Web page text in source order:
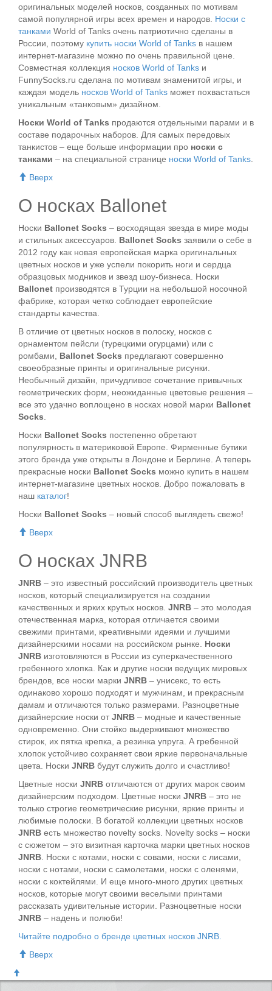
оригинальных моделей носков, созданных по мотивам
самой популярной игры всех времен и народов. Носки c
танками World of Tanks очень патриотично сделаны в
России, поэтому купить носки World of Tanks в нашем
интернет-магазине можно по очень правильной цене.
Совместная коллекция носков World of Tanks и
FunnySocks.ru сделана по мотивам знаменитой игры, и
каждая модель носков World of Tanks может похвастаться
уникальным «танковым» дизайном.
Носки World of Tanks продаются отдельными парами и в
составе подарочных наборов. Для самых передовых
танкистов – еще больше информации про носки с
танками – на специальной странице носки World of Tanks
Вверх
О носках Ballonet
Носки Ballonet Socks – восходящая звезда в мире моды
и стильных аксессуаров. Ballonet Socks заявили о себе в
2012 году как новая европейская марка оригинальных
цветных носков и уже успели покорить ноги и сердца
образцовых модников и звезд шоу-бизнеса. Носки
Ballonet производятся в Турции на небольшой носочной
фабрике, которая четко соблюдает европейские
стандарты качества.
В отличие от цветных носков в полоску, носков с
орнаментом пейсли (турецкими огурцами) или с
ромбами, Ballonet Socks предлагают совершенно
своеобразные принты и оригинальные рисунки.
Необычный дизайн, причудливое сочетание привычных
геометрических форм, неожиданные цветовые решения –
все это удачно воплощено в носках новой марки Ballonet
Socks
Носки Ballonet Socks постепенно обретают
популярность в материковой Европе. Фирменные бутики
этого бренда уже открыты в Лондоне и Берлине. А теперь
прекрасные носки Ballonet Socks можно купить в нашем
интернет-магазине цветных носков . Добро пожаловать в
наш каталог!
Носки Ballonet Socks – новый способ выглядеть свежо!
Вверх
О носках JNRB
JNRB – это известный российский производитель цветных
носков, который специализируется на создании
качественных и ярких крутых носков. JNRB – это молодая
отечественная марка, которая отличается своими
свежими принтами, креативными идеями и лучшими
дизайнерскими носами на российском рынке. Носки
JNRB изготовляются в России из суперкачественного
гребенного хлопка. Как и другие носки ведущих мировых
брендов, все носки марки JNRB – унисекс, то есть
одинаково хорошо подходят и мужчинам, и прекрасным
дамам и отличаются только размерами. Разноцветные
дизайнерские носки отJNRB – модные и качественные
одновременно. Они стойко выдерживают множество
стирок, их пятка крепка, а резинка упруга. А гребенной
хлопок устойчиво сохраняет свои яркие первоначальные
цвета. Носки JNRB будут служить долго и счастливо!
Цветные носки JNRB отличаются от других марок своим
дизайнерским подходом. Цветные носки JNRB – это не
только строгие геометрические рисунки, яркие принты и
любимые полоски. В богатой коллекции цветных носков
JNRB есть множество novelty socks. Novelty socks – носки
с сюжетом – это визитная карточка марки цветных носков
JNRB . Носки с котами, носки с совами, носки с лисами,
носки с нотами, носки с самолетами, носки с оленями,
носки с коктейлями. И еще много-много других цветных
носков, которые могут своими веселыми принтами
рассказать удивительные истории. Разноцветные носки
JNRB – надень и полюби!
Читайте подробно о бренде цветных носков JNRB.
Вверх